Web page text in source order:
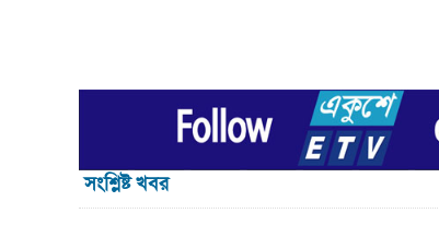
সংশ্লিষ্ট খবর